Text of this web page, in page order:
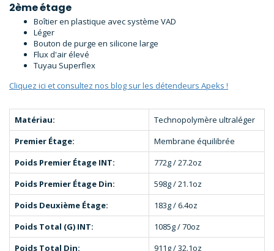
2ème étage
Boîtier en plastique avec système VAD
Léger
Bouton de purge en silicone large
Flux d'air élevé
Tuyau Superflex
Cliquez ici et consultez nos blog sur les détendeurs Apeks !
Matériau:
Technopolymère ultraléger
Premier Étage:
Membrane équilibrée
Poids Premier Étage INT:
772g / 27.2oz
Poids Premier Étage Din:
598g / 21.1oz
Poids Deuxième Étage:
183g / 6.4oz
Poids Total (G) INT:
1085g / 70oz
Poids Total Din:
911g / 32.1oz